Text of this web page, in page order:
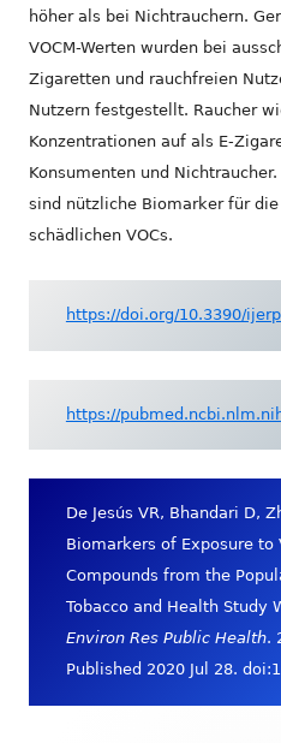
höher als bei Nichtrauchern.
VOCM-Werten wurden bei
Zigaretten und rauchfreien
Nutzern festgestellt. Raucher
Konzentrationen auf als E-
Konsumenten und
sind nützliche Biomarker für
schädlichen VOCs.
https://doi.org/10.3390/
https://
De Jesús VR, Bhandari D,
Biomarkers of Exposure to
Compounds from the
Tobacco and Health Study
Environ Res Public Health.
Published 2020 Jul 28.